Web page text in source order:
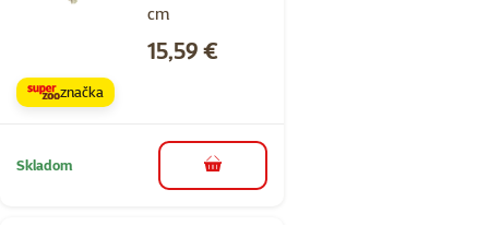
cm
Cena
15,59 €
značka
Skladom do košíka